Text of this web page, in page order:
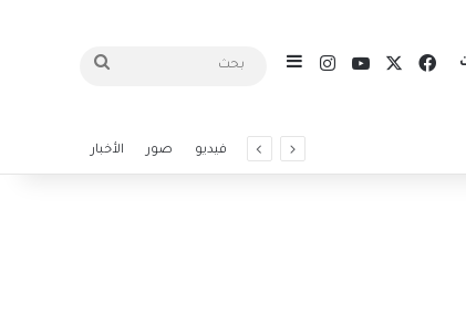
فيسبوكيوتيوبانستقرامإضافة عمود جانبي بحث
فيديو صور الأخبار